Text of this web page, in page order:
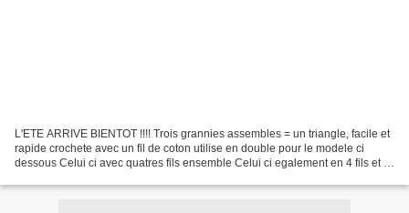
L'ETE ARRIVE BIENTOT !!!! Trois grannies assembles = un triangle, facile et
rapide crochete avec un fil de coton utilise en double pour le modele ci
dessous Celui ci avec quatres fils ensemble Celui ci egalement en 4 fils et 2